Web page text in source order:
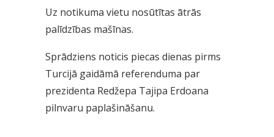
Uz notikuma vietu nosūtītas ātrās
palīdzības mašīnas.
Sprādziens noticis piecas dienas pirms
Turcijā gaidāmā referenduma par
prezidenta Redžepa Tajipa Erdoana
pilnvaru paplašināšanu.